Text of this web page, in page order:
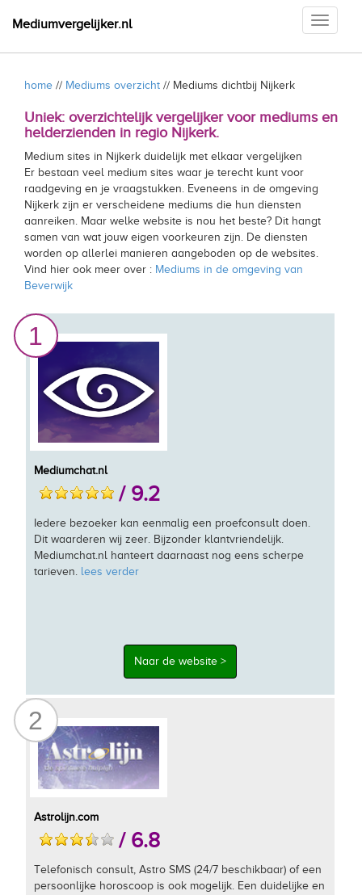
Toggle
Mediumvergelijker.nl
home // Mediums overzicht // Mediums dichtbij Nijkerk
Uniek: overzichtelijk vergelijker voor mediums en
helderzienden in regio Nijkerk.
Medium sites in Nijkerk duidelijk met elkaar vergelijken
Er bestaan veel medium sites waar je terecht kunt voor
raadgeving en je vraagstukken. Eveneens in de omgeving
Nijkerk zijn er verscheidene mediums die hun diensten
aanreiken. Maar welke website is nou het beste? Dit hangt
samen van wat jouw eigen voorkeuren zijn. De diensten
worden op allerlei manieren aangeboden op de websites.
Vind hier ook meer over : Mediums in de omgeving van
Beverwijk
1
Mediumchat.nl
/ 9.2
Iedere bezoeker kan eenmalig een proefconsult doen.
Dit waarderen wij zeer. Bijzonder klantvriendelijk.
Mediumchat.nl hanteert daarnaast nog eens scherpe
tarieven. lees verder
Naar de website >
2
Astrolijn.com
/ 6.8
Telefonisch consult, Astro SMS (24/7 beschikbaar) of een
persoonlijke horoscoop is ook mogelijk. Een duidelijke en